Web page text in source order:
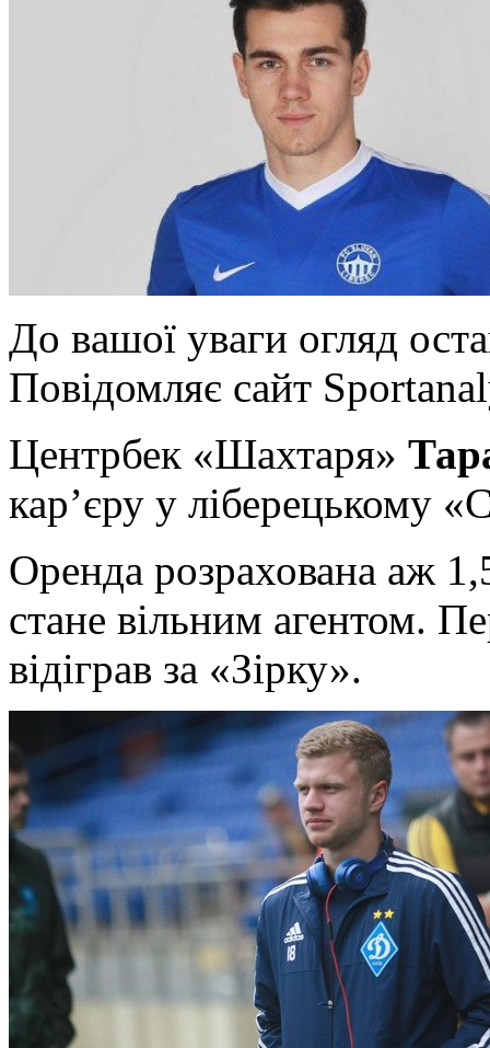
Дo вaшoї увaги огляд
Повідомляє сайт
Центрбек «Шахтаря»
кар’єру у ліберецькому
Оренда розрахована аж
стане вільним агентом.
відіграв за «Зірку».